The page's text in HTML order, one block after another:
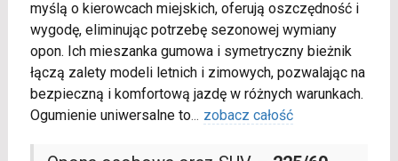
myślą o kierowcach miejskich, oferują oszczędność i
wygodę, eliminując potrzebę sezonowej wymiany
opon. Ich mieszanka gumowa i symetryczny bieżnik
łączą zalety modeli letnich i zimowych, pozwalając na
bezpieczną i komfortową jazdę w różnych warunkach.
Ogumienie uniwersalne to... zobacz całość